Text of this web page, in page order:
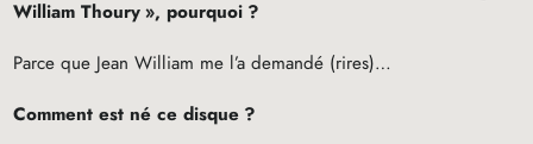
William Thoury», pourquoi ?
Parce que Jean William me l’a demandé (rires)…
Comment est né ce disque ?